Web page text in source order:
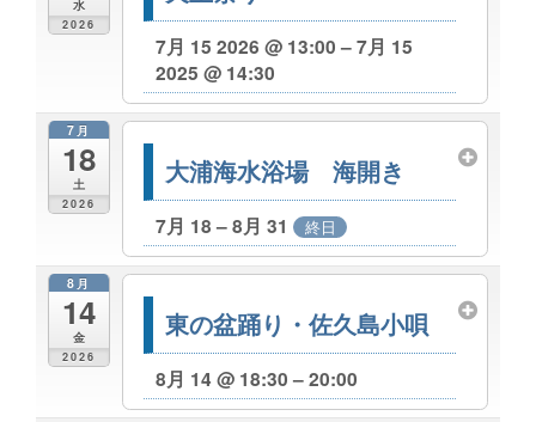
水
2026
7月 15 2026 @ 13:00 – 7月 15
2025 @ 14:30
7月
18
土
2026
大浦海水浴場 海開き
7月 18 – 8月 31 終日
8月
14
金
2026
東の盆踊り・佐久島小唄
8月 14 @ 18:30 – 20:00